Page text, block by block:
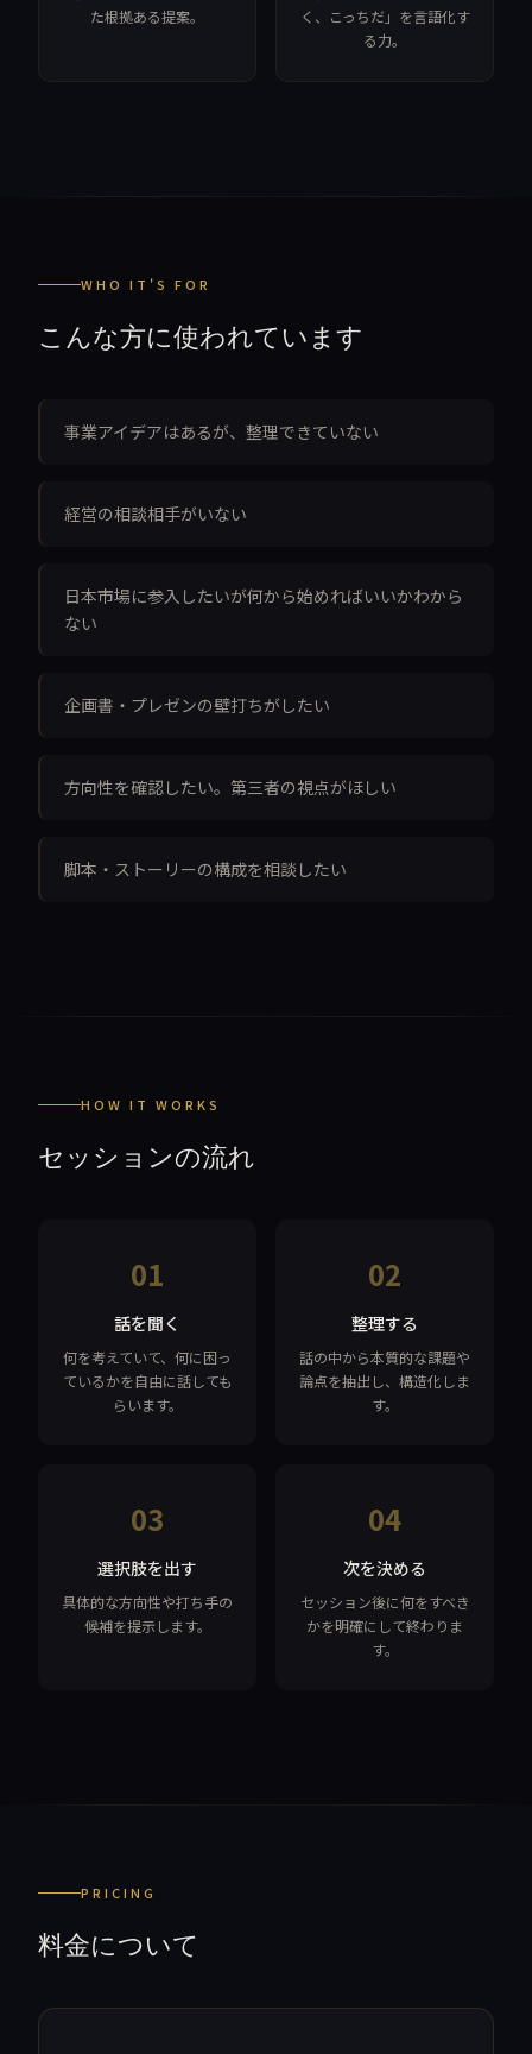
た根拠ある提案。
く、こっちだ」を言語化す
る力。
WHO IT'S FOR
こんな方に使われています
事業アイデアはあるが、整理できていない
経営の相談相手がいない
日本市場に参入したいが何から始めればいいかわから
ない
企画書・プレゼンの壁打ちがしたい
方向性を確認したい。第三者の視点がほしい
脚本・ストーリーの構成を相談したい
HOW IT WORKS
セッションの流れ
01
話を聞く
何を考えていて、何に困っ
ているかを自由に話しても
らいます。
02
整理する
話の中から本質的な課題や
論点を抽出し、構造化しま
す。
03
選択肢を出す
具体的な方向性や打ち手の
候補を提示します。
04
次を決める
セッション後に何をすべき
かを明確にして終わりま
す。
PRICING
料金について